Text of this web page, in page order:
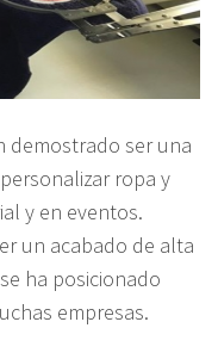
demostrado ser una
ropa y
y en eventos.
un acabado de alta
ha posicionado
empresas.